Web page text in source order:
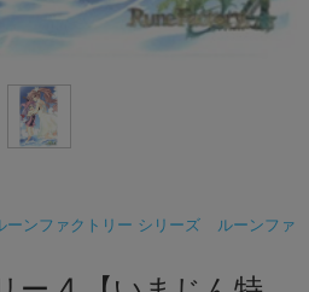
ーンファクトリー シリーズ
ルーンファ